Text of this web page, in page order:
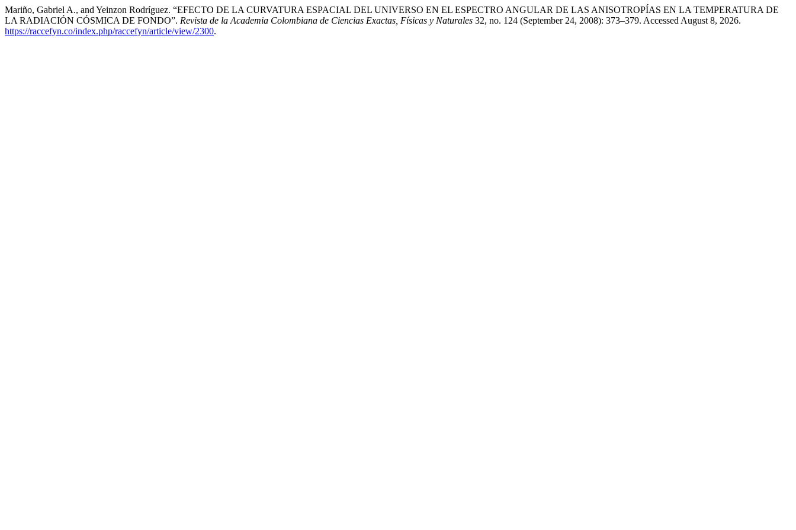
Mariño, Gabriel A., and Yeinzon Rodríguez. “EFECTO DE LA CURVATURA ESPACIAL DEL UNIVERSO EN EL ESPECTRO ANGULAR DE LAS ANISOTROPÍAS EN LA TEMPERATURA DE
LA RADIACIÓN CÓSMICA DE FONDO”. Revista de la Academia Colombiana de Ciencias Exactas, Físicas y Naturales 32, no. 124 (September 24, 2008): 373–379. Accessed August 8, 2026.
https://raccefyn.co/index.php/raccefyn/article/view/2300.